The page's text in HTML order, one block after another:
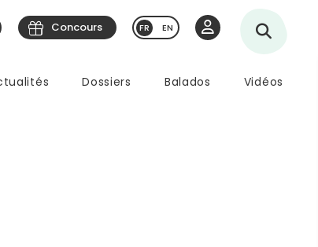
Dossiers Balados Vidéos
Concours EN